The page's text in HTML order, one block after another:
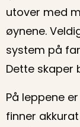
utover med
øynene.
system på
Dette skaper
På leppene
finner